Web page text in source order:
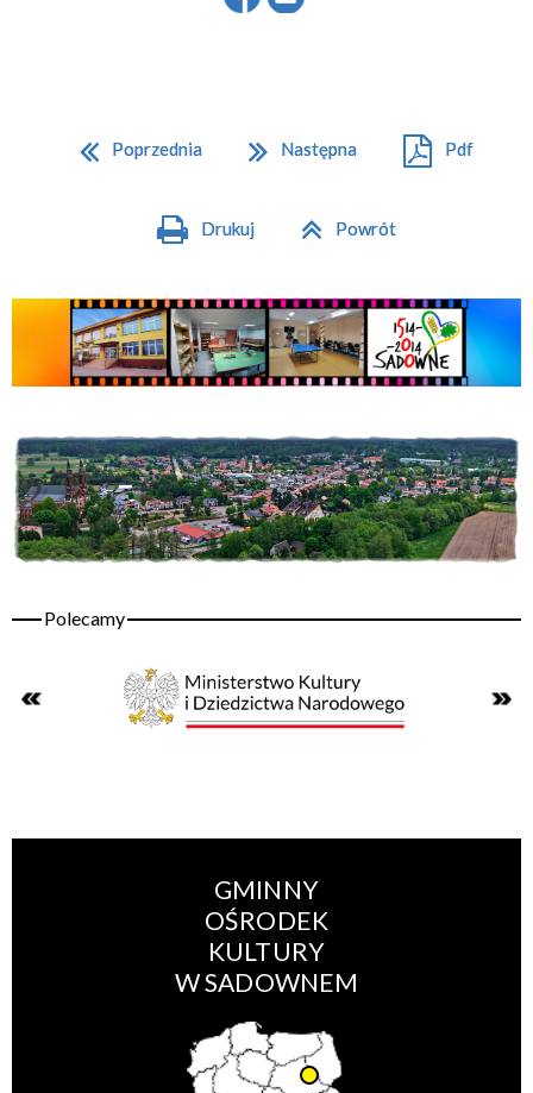
Poprzednia Następna Pdf
Drukuj Powrót
GMINNY
OŚRODEK
KULTURY
W SADOWNEM